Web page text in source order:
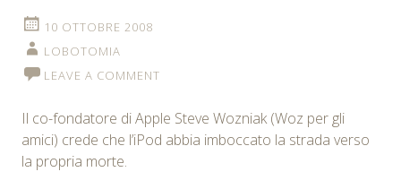
10 OTTOBRE 2008
LOBOTOMIA
LEAVE A COMMENT
Il co-fondatore diApple Steve Wozniak (Woz per gli
amici) crede che l’iPod abbia imboccato la strada verso
la propria morte.